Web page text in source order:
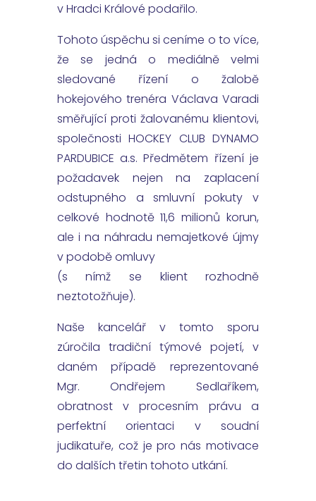
v Hradci Králové podařilo.
Tohoto úspěchu si ceníme o to více,
že se jedná o mediálně velmi
sledované řízení o žalobě
hokejového trenéra Václava Varadi
směřující proti žalovanému klientovi,
společnosti HOCKEY CLUB DYNAMO
PARDUBICE a.s. Předmětem řízení je
požadavek nejen na zaplacení
odstupného a smluvní pokuty v
celkové hodnotě 11,6 milionů korun,
ale i na náhradu nemajetkové újmy
v podobě omluvy
(s nímž se klient rozhodně
neztotožňuje).
Naše kancelář v tomto sporu
zúročila tradiční týmové pojetí, v
daném případě reprezentované
Mgr. Ondřejem Sedlaříkem,
obratnost v procesním právu a
perfektní orientaci v soudní
judikatuře, což je pro nás motivace
do dalších třetin tohoto utkání.